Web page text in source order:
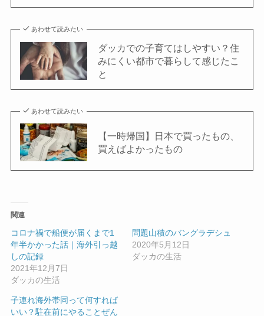
あわせて読みたい
ダッカでの子育てはしやすい？住
みにくい都市で暮らして感じたこ
と
あわせて読みたい
【一時帰国】日本で買ったもの、
買えばよかったもの
関連
コロナ禍で船便が届くまで1
年半かかった話｜海外引っ越
しの記録
2021年12月7日
ダッカの生活
問題山積のバングラデシュ
2020年5月12日
ダッカの生活
子連れ海外帯同って何すれば
いい？駐在前にやることぜん